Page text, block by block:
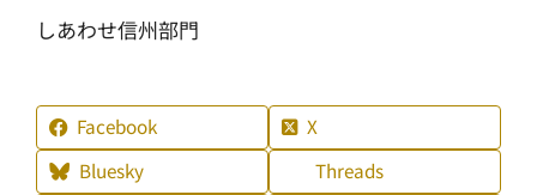
しあわせ信州部門
Facebook
X
Bluesky
Threads